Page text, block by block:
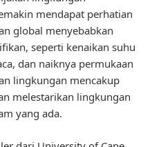
mendapat perhatian
global menyebabkan
seperti kenaikan suhu
dan naiknya permukaan
lingkungan mencakup
melestarikan lingkungan
yang ada.